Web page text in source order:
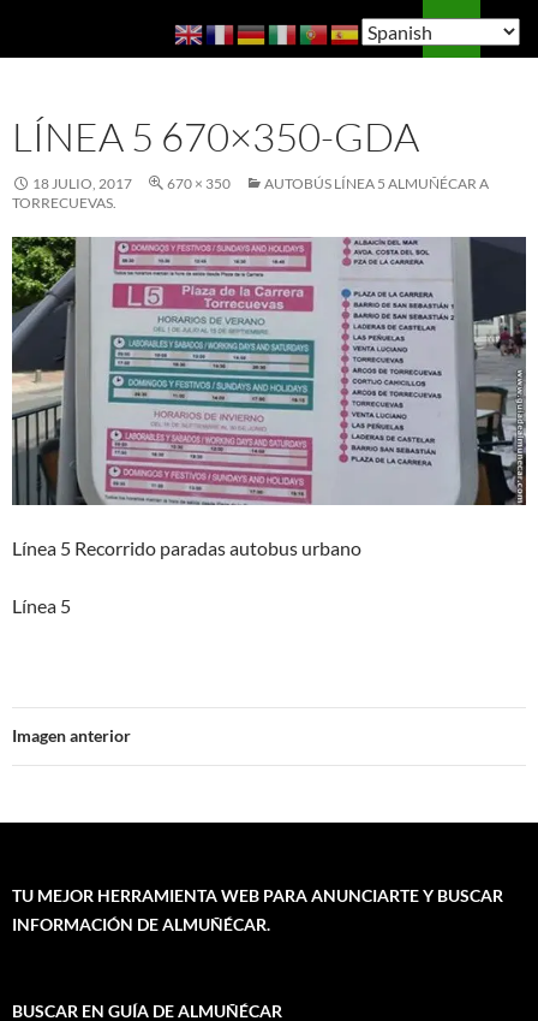
Guía de Almuñécar
LÍNEA 5 670×350-GDA
18 JULIO, 2017 670 × 350
AUTOBÚS LÍNEA 5 ALMUÑÉCAR A
TORRECUEVAS.
Línea 5 Recorrido paradas autobus urbano
Línea 5
Imagen anterior
TU MEJOR HERRAMIENTA WEB PARA ANUNCIARTE Y BUSCAR
INFORMACIÓN DE ALMUÑÉCAR.
BUSCAR EN GUÍA DE ALMUÑÉCAR